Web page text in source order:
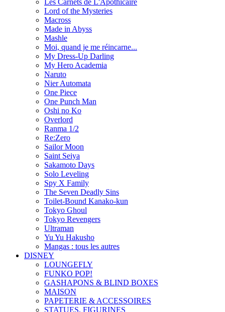
Les Carnets de L'Apothicaire
Lord of the Mysteries
Macross
Made in Abyss
Mashle
Moi, quand je me réincarne...
My Dress-Up Darling
My Hero Academia
Naruto
Nier Automata
One Piece
One Punch Man
Oshi no Ko
Overlord
Ranma 1/2
Re:Zero
Sailor Moon
Saint Seiya
Sakamoto Days
Solo Leveling
Spy X Family
The Seven Deadly Sins
Toilet-Bound Kanako-kun
Tokyo Ghoul
Tokyo Revengers
Ultraman
Yu Yu Hakusho
Mangas : tous les autres
DISNEY
LOUNGEFLY
FUNKO POP!
GASHAPONS & BLIND BOXES
MAISON
PAPETERIE & ACCESSOIRES
STATUES, FIGURINES